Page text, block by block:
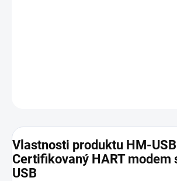
Vlastnosti produktu HM-
Certifikovaný HART modem
USB